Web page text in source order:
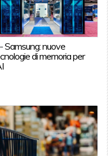
-Samsung: nuove
di memoria per